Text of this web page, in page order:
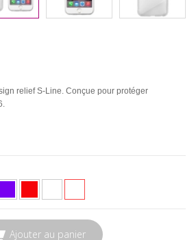
relief S-Line. Conçue pour protéger
Ajouter au panier